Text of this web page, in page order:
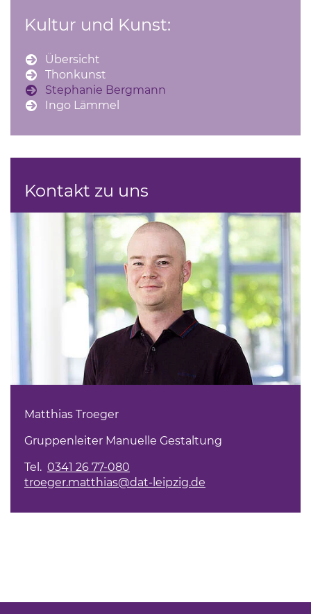
Kultur und Kunst:
Übersicht
Thonkunst
Stephanie Bergmann
Ingo Lämmel
Kontakt zu uns
Matthias Troeger
Gruppenleiter Manuelle Gestaltung
Tel. 0341 26 77-080
troeger.matthias@dat-leipzig.de